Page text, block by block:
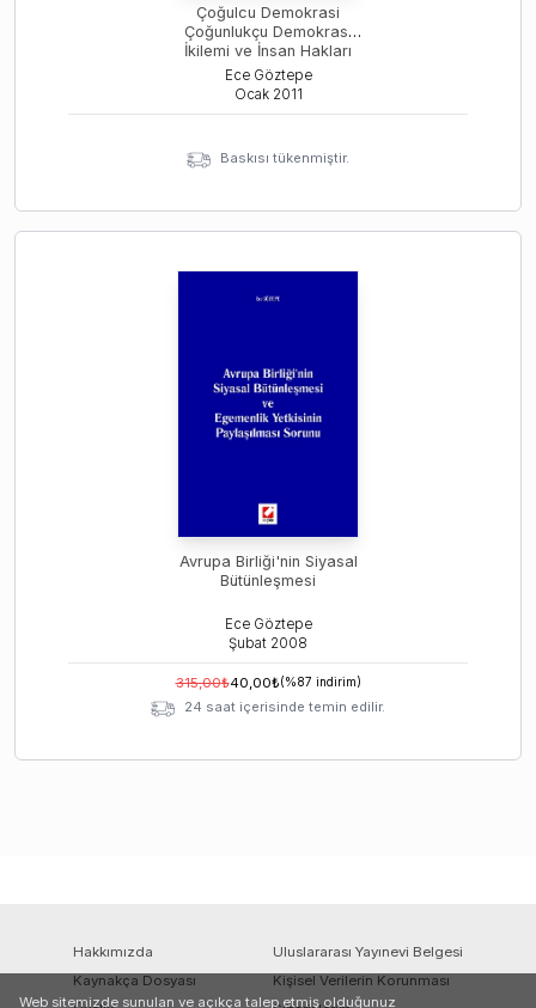
Çoğulcu Demokrasi
Çoğunlukçu Demokrasi
İkilemi ve İnsan Hakları
Toplantısı
Ece Göztepe
Ocak 2011
Baskısı tükenmiştir.
Avrupa Birliği'nin Siyasal
Bütünleşmesi
Ece Göztepe
Şubat 2008
315,00₺40,00₺(%87 indirim)
24 saat içerisinde temin edilir.
Hakkımızda
Uluslararası Yayınevi Belgesi
Kaynakça Dosyası
Kişisel Verilerin Korunması
Web sitemizde sunulan ve açıkça talep etmiş olduğunuz